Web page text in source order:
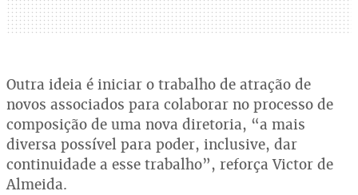
Outra ideia é iniciar o trabalho de atração de
novos associados para colaborar no processo de
composição de uma nova diretoria, “a mais
diversa possível para poder, inclusive, dar
continuidade a esse trabalho”, reforça Victor de
Almeida.